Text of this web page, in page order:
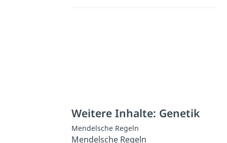
Weitere Inhalte: Genetik
Mendelsche Regeln
Mendelsche Regeln